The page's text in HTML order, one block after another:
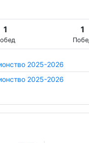
1 1
2025-2026
2025-2026